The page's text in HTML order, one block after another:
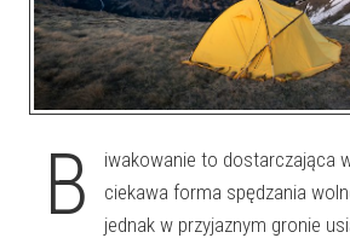
B
iwakowanie to dostarczająca
ciekawa forma spędzania
jednak w przyjaznym gronie